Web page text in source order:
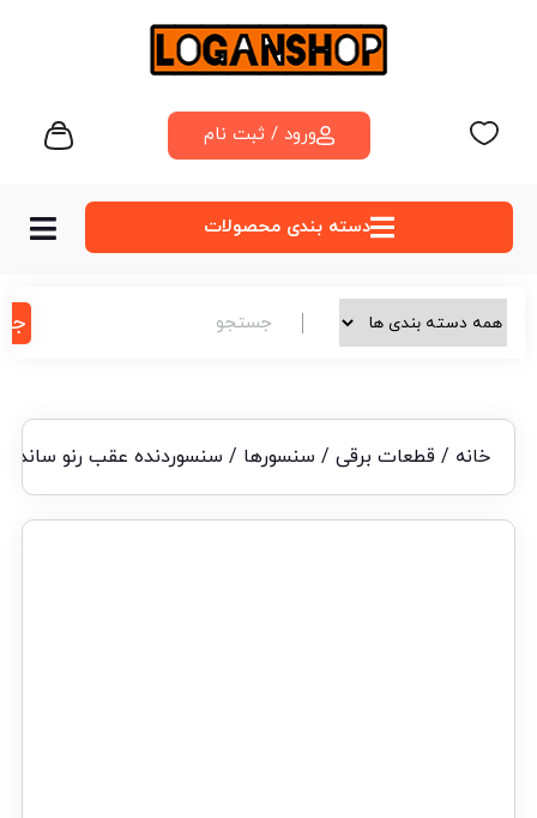
ورود / ثبت نام
دسته‌ بندی محصولات
خانه / قطعات برقی/ سنسورها / سنسوردنده عقب رنو ساندرو